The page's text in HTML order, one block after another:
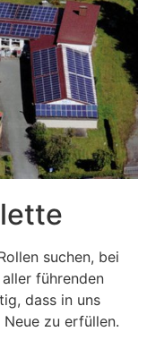
suchen, bei
führenden
dass in uns
zu erfüllen.